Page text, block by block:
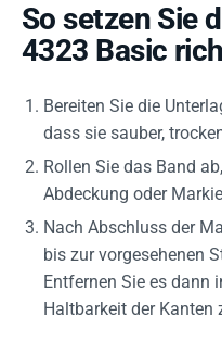
So setzen Sie
4323 Basic
Bereiten Sie die
dass sie sauber,
Rollen Sie das Band
Abdeckung oder
Nach Abschluss der
bis zur vorgesehenen
Entfernen Sie es dann
Haltbarkeit der Kanten